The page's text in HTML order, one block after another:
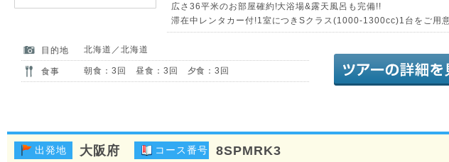
広さ36平米のお部屋確約!大浴場&露天風呂も完備!!
滞在中レンタカー付!1室につきSクラス(1000-1300cc)1台をご用
目的地 北海道／北海道
食事 朝食：3回 昼食：3回 夕食：3回
出発地 大阪府 コース番号 8SPMRK3